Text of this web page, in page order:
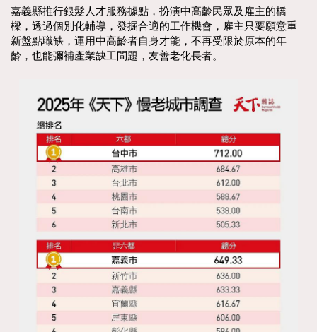
嘉義縣推行銀髮人才服務據點，扮演中高齡民眾及雇主的橋
樑，透過個別化輔導，發掘合適的工作機會，雇主只要願意重
新盤點職缺，運用中高齡者自身才能，不再受限於原本的年
齡，也能彌補產業缺工問題，友善老化長者。